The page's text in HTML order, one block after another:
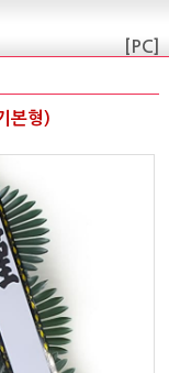
[PC]
본형)